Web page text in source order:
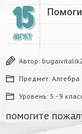
15
АВГУСТ
Автор:
Предмет: Алгебра
Уровень: 5 - 9
помогите